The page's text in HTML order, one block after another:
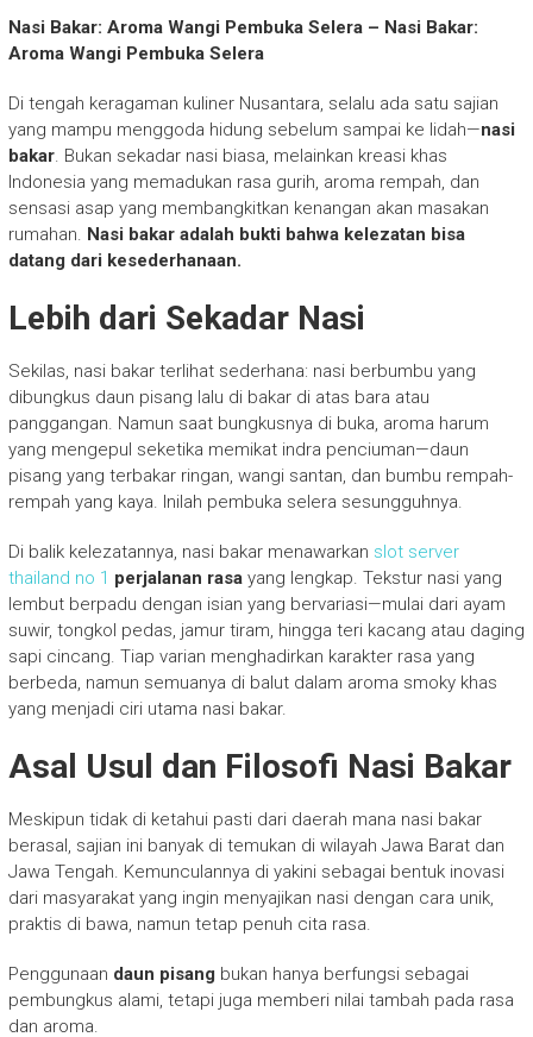
Nasi Bakar: Aroma Wangi Pembuka Selera – Nasi Bakar:
Aroma Wangi Pembuka Selera
Di tengah keragaman kuliner Nusantara, selalu ada satu sajian
yang mampu menggoda hidung sebelum sampai ke lidah—nasi
bakar. Bukan sekadar nasi biasa, melainkan kreasi khas
Indonesia yang memadukan rasa gurih, aroma rempah, dan
sensasi asap yang membangkitkan kenangan akan masakan
rumahan. Nasi bakar adalah bukti bahwa kelezatan bisa
datang dari kesederhanaan.
Lebih dari Sekadar Nasi
Sekilas, nasi bakar terlihat sederhana: nasi berbumbu yang
dibungkus daun pisang lalu di bakar di atas bara atau
panggangan. Namun saat bungkusnya di buka, aroma harum
yang mengepul seketika memikat indra penciuman—daun
pisang yang terbakar ringan, wangi santan, dan bumbu rempah-
rempah yang kaya. Inilah pembuka selera sesungguhnya.
Di balik kelezatannya, nasi bakar menawarkan slot server
thailand no 1 perjalanan rasayang lengkap. Tekstur nasi yang
lembut berpadu dengan isian yang bervariasi—mulai dari ayam
suwir, tongkol pedas, jamur tiram, hingga teri kacang atau daging
sapi cincang. Tiap varian menghadirkan karakter rasa yang
berbeda, namun semuanya di balut dalam aroma smoky khas
yang menjadi ciri utama nasi bakar.
Asal Usul dan Filosofi Nasi Bakar
Meskipun tidak di ketahui pasti dari daerah mana nasi bakar
berasal, sajian ini banyak di temukan di wilayah Jawa Barat dan
Jawa Tengah. Kemunculannya di yakini sebagai bentuk inovasi
dari masyarakat yang ingin menyajikan nasi dengan cara unik,
praktis di bawa, namun tetap penuh cita rasa.
Penggunaan daun pisang bukan hanya berfungsi sebagai
pembungkus alami, tetapi juga memberi nilai tambah pada rasa
dan aroma.